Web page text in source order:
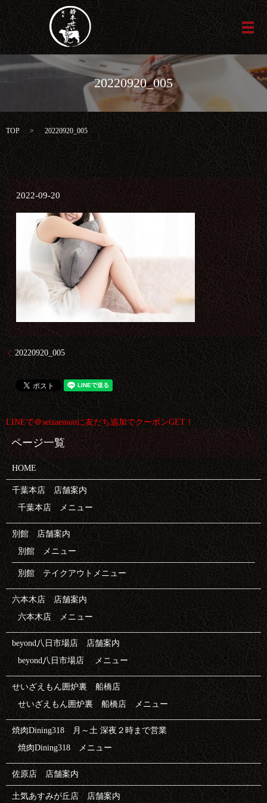
メ
20220920_005
TOP 20220920_005
2022-09-20
20220920_005
LINEで＠seizaemonに友だち追加でクーポンGET！
HOME
千葉本店 店舗案内
千葉本店 メニュー
別館 店舗案内
別館 メニュー
別館 テイクアウトメニュー
六本木店 店舗案内
六本木店 メニュー
beyond八日市場店 店舗案内
beyond八日市場店 メニュー
せいざえもん囲炉裏 船橋店
せいざえもん囲炉裏 船橋店 メニュー
焼肉Dining318 月～土 深夜２時まで営業
焼肉Dining318 メニュー
佐原店 店舗案内
土気あすみが丘店 店舗案内